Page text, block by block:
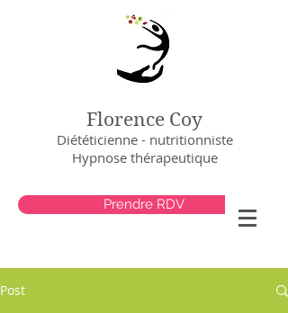
Florence Coy
Diététicienne - nutritionniste
Hypnose thérapeutique
Prendre RDV
Post